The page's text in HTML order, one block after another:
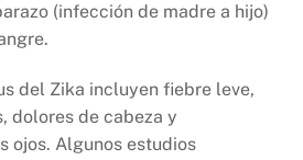
(infección de madre a hijo)
del Zika incluyen fiebre leve,
dolores de cabeza y
ojos. Algunos estudios